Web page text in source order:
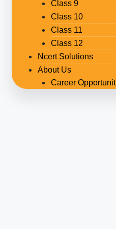
Class 9
Class 10
Class 11
Class 12
Ncert Solutions
About Us
Career